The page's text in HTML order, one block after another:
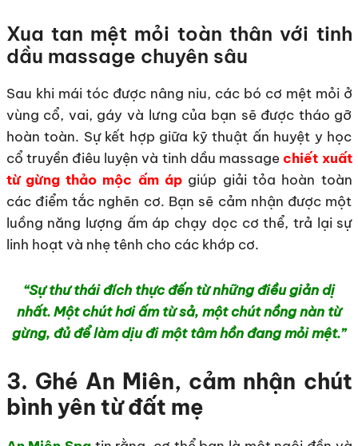
Xua tan mệt mỏi toàn thân với tinh
dầu massage chuyên sâu
Sau khi mái tóc được nâng niu, các bó cơ mệt mỏi ở
vùng cổ, vai, gáy và lưng của bạn sẽ được tháo gỡ
hoàn toàn. Sự kết hợp giữa kỹ thuật ấn huyệt y học
cổ truyền điêu luyện và tinh dầu massagechiết xuất
từ gừng thảo mộc ấm áp giúp giải tỏa hoàn toàn
các điểm tắc nghẽn cơ. Bạn sẽ cảm nhận được một
luồng năng lượng ấm áp chạy dọc cơ thể, trả lại sự
linh hoạt và nhẹ tênh cho các khớp cơ.
“Sự thư thái đích thực đến từ những điều giản dị
nhất. Một chút hơi ấm từ sả, một chút nồng nàn từ
gừng, đủ để làm dịu đi một tâm hồn đang mỏi mệt.”
3. Ghé An Miên, cảm nhận chút
bình yên từ đất mẹ